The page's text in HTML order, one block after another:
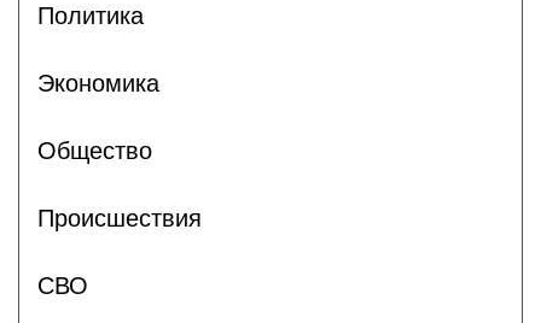
Политика
Экономика
Общество
Происшествия
СВО